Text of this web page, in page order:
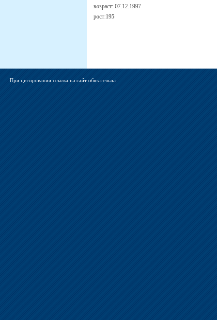
возраст: 07.12.1997
рост:195
При цитировании ссылка на сайт обязательна